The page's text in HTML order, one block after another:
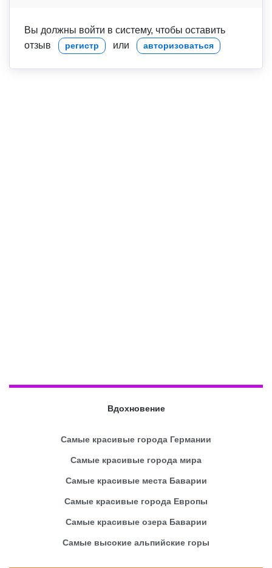
Вы должны войти в систему, чтобы оставить
отзыв
регистр или авторизоваться
Вдохновение
Самые красивые города Германии
Самые красивые города мира
Самые красивые места Баварии
Самые красивые города Европы
Самые красивые озера Баварии
Самые высокие альпийские горы